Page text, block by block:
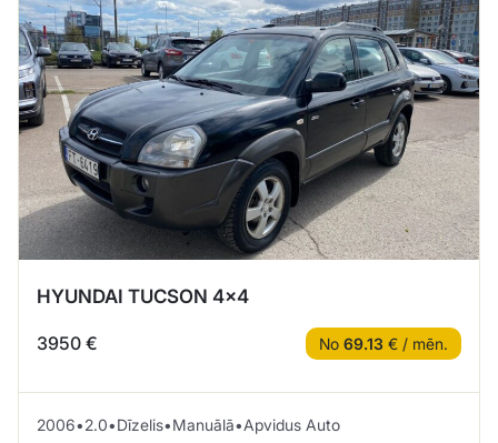
HYUNDAI TUCSON 4×4
3950 € No 69.13 € / mēn.
2006•2.0•Dīzelis•Manuālā•Apvidus Auto